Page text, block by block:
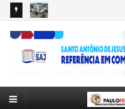
ferimentos e morre no
ACIDENTE.